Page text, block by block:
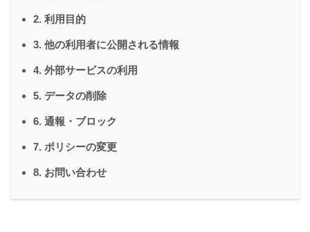
2. 利用目的
3. 他の利用者に公開される情報
4. 外部サービスの利用
5. データの削除
6. 通報・ブロック
7. ポリシーの変更
8. お問い合わせ